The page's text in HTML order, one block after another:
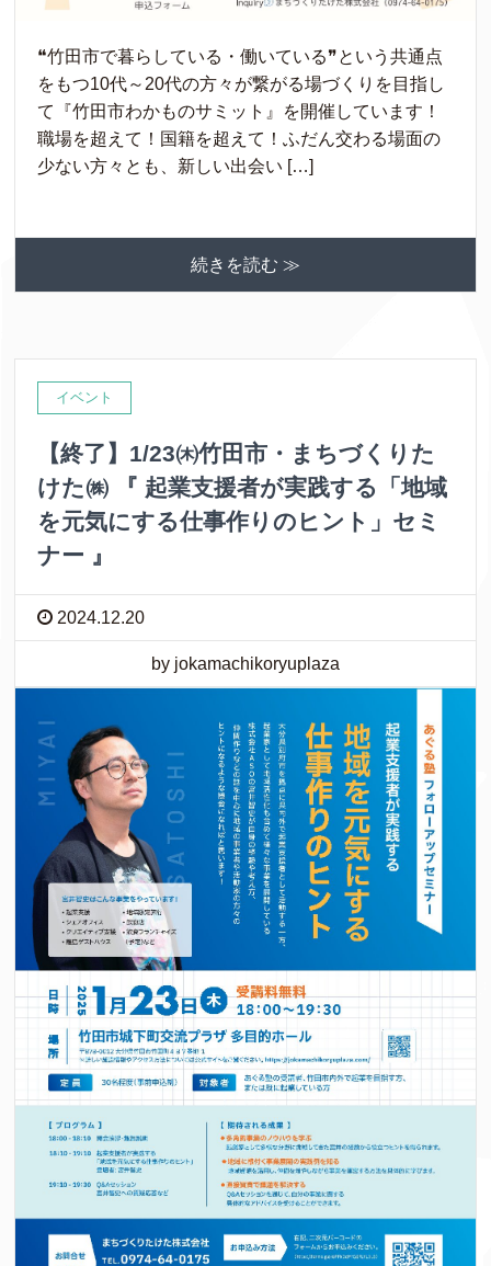
❝竹田市で暮らしている・働いている❞という共通点
をもつ10代～20代の方々が繋がる場づくりを目指し
て『竹田市わかものサミット』を開催しています！
職場を超えて！国籍を超えて！ふだん交わる場面の
少ない方々とも、新しい出会い […]
続きを読む ≫
イベント
【終了】1/23㈭竹田市・まちづくりた
けた㈱ 『 起業支援者が実践する「地域
を元気にする仕事作りのヒント」セミ
ナー 』
2024.12.20
by jokamachikoryuplaza